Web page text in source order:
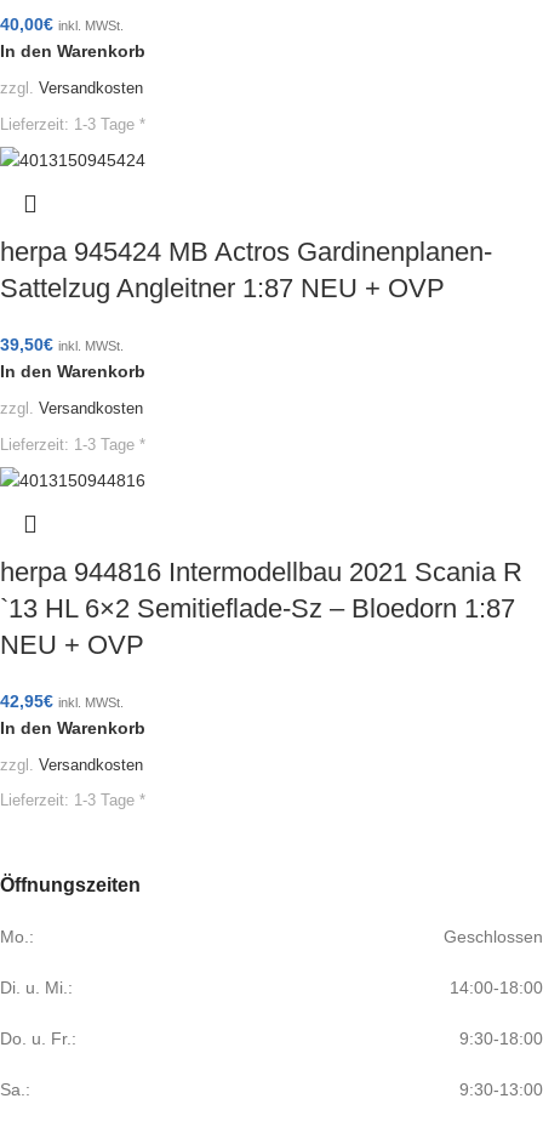
40,00€ inkl. MWSt.
In den Warenkorb
zzgl. Versandkosten
Lieferzeit: 1-3 Tage *
herpa 945424 MB Actros Gardinenplanen-
Sattelzug Angleitner 1:87 NEU + OVP
39,50€ inkl. MWSt.
In den Warenkorb
zzgl. Versandkosten
Lieferzeit: 1-3 Tage *
herpa 944816 Intermodellbau 2021 Scania R
`13 HL 6×2 Semitieflade-Sz – Bloedorn 1:87
NEU + OVP
42,95€ inkl. MWSt.
In den Warenkorb
zzgl. Versandkosten
Lieferzeit: 1-3 Tage *
Öffnungszeiten
Mo.: Geschlossen
Di. u. Mi.: 14:00-18:00
Do. u. Fr.: 9:30-18:00
Sa.: 9:30-13:00